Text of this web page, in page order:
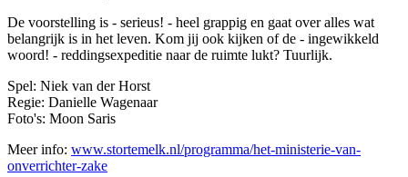
De voorstelling is - serieus! - heel grappig en gaat over alles wat
belangrijk is in het leven. Kom jij ook kijken of de - ingewikkeld
woord! - reddingsexpeditie naar de ruimte lukt? Tuurlijk.
Spel: Niek van der Horst
Regie: Danielle Wagenaar
Foto's: Moon Saris
Meer info: www.stortemelk.nl/programma/het-ministerie-van-
onverrichter-zake